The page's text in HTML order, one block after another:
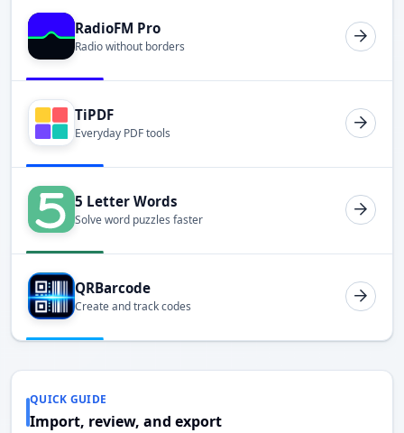
RadioFM Pro
Radio without borders
TiPDF
Everyday PDF tools
5 Letter Words
Solve word puzzles faster
QRBarcode
Create and track codes
QUICK GUIDE
Import, review, and export